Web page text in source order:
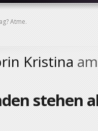
Atme.
Kristina
stehen